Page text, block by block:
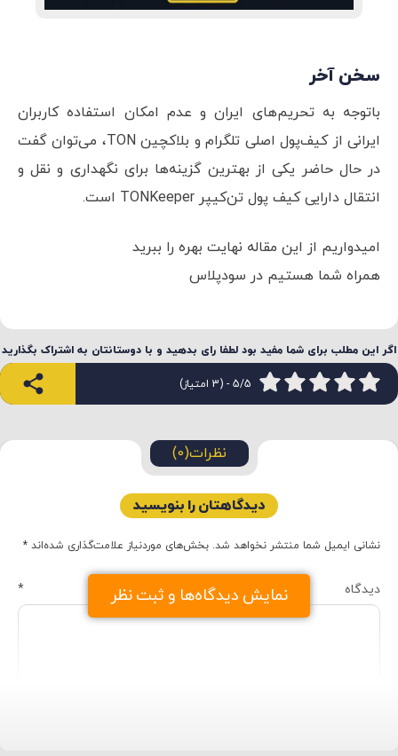
سخن آخر
باتوجه به تحریم‌های ایران و عدم امکان استفاده کاربران
ایرانی از کیف‌پول اصلی تلگرام و بلاکچین TON، می‌توان گفت
در حال حاضر یکی از بهترین گزینه‌ها برای نگهداری و نقل و
انتقال دارایی کیف پول تن‌کیپر TONKeeper است.
امیدواریم از این مقاله نهایت بهره را ببرید
همراه شما هستیم در سودپلاس
اگر این مطلب برای شما مفید بود لطفا رای بدهید و با دوستانتان به اشتراک بگذارید
5/5 - (3 امتیاز)
نمایش دیدگاه‌ها و ثبت نظر
نظرات(0)
دیدگاهتان را بنویسید
نشانی ایمیل شما منتشر نخواهد شد. بخش‌های موردنیاز علامت‌گذاری شده‌اند *
دیدگاه *